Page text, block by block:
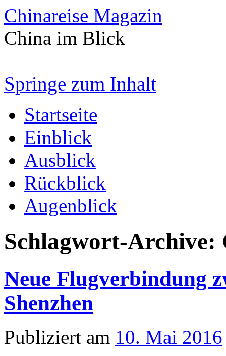
Chinareise Magazin
China im Blick
Springe zum Inhalt
Startseite
Einblick
Ausblick
Rückblick
Augenblick
Schlagwort-Archive:
Neue Flugverbindung
Shenzhen
Publiziert am 10. Mai 2016